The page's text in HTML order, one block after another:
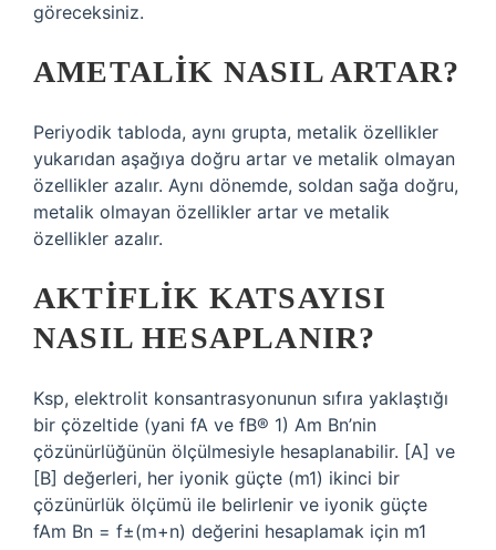
göreceksiniz.
AMETALIK NASIL ARTAR?
Periyodik tabloda, aynı grupta, metalik özellikler
yukarıdan aşağıya doğru artar ve metalik olmayan
özellikler azalır. Aynı dönemde, soldan sağa doğru,
metalik olmayan özellikler artar ve metalik
özellikler azalır.
AKTIFLIK KATSAYISI
NASIL HESAPLANIR?
Ksp, elektrolit konsantrasyonunun sıfıra yaklaştığı
bir çözeltide (yani fA ve fB® 1) Am Bn’nin
çözünürlüğünün ölçülmesiyle hesaplanabilir. [A] ve
[B] değerleri, her iyonik güçte (m1) ikinci bir
çözünürlük ölçümü ile belirlenir ve iyonik güçte
fAm Bn = f±(m+n) değerini hesaplamak için m1